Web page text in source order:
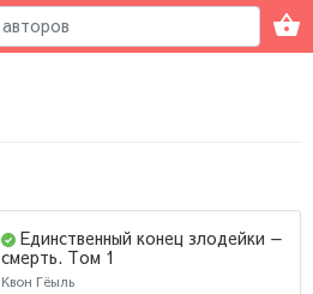
Единственный конец злодейки —
смерть. Том 1
Квон Гёыль